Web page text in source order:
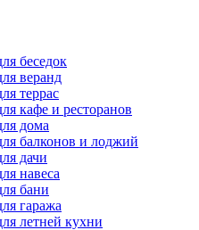
беседок
веранд
террас
кафе и ресторанов
дома
балконов и лоджий
дачи
навеса
бани
гаража
летней кухни